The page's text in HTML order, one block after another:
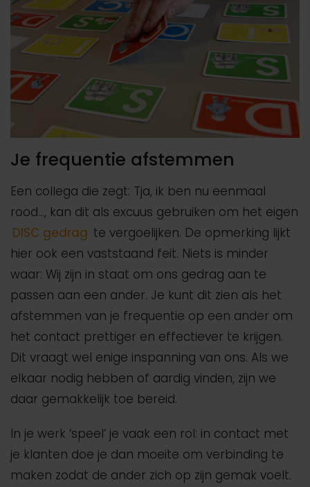
Je frequentie afstemmen
Een collega die zegt: Tja, ik ben nu eenmaal
rood…, kan dit als excuus gebruiken om het eigen
DISC gedrag te vergoelijken. De opmerking lijkt
hier ook een vaststaand feit. Niets is minder
waar: Wij zijn in staat om ons gedrag aan te
passen aan een ander. Je kunt dit zien als het
afstemmen van je frequentie op een ander om
het contact prettiger en effectiever te krijgen.
Dit vraagt wel enige inspanning van ons. Als we
elkaar nodig hebben of aardig vinden, zijn we
daar gemakkelijk toe bereid.
In je werk ‘speel’ je vaak een rol: in contact met
je klanten doe je dan moeite om verbinding te
maken zodat de ander zich op zijn gemak voelt.